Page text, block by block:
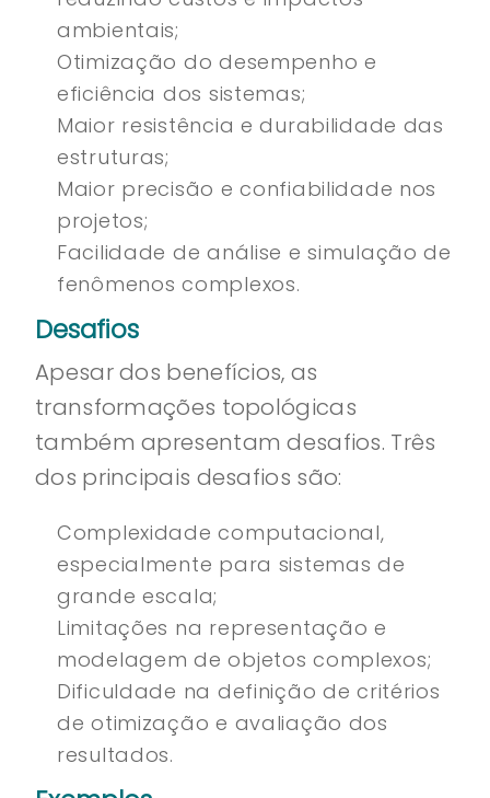
ambientais;
Otimização do desempenho e
eficiência dos sistemas;
Maior resistência e durabilidade das
estruturas;
Maior precisão e confiabilidade nos
projetos;
Facilidade de análise e simulação de
fenômenos complexos.
Desafios
Apesar dos benefícios, as
transformações topológicas
também apresentam desafios. Três
dos principais desafios são:
Complexidade computacional,
especialmente para sistemas de
grande escala;
Limitações na representação e
modelagem de objetos complexos;
Dificuldade na definição de critérios
de otimização e avaliação dos
resultados.